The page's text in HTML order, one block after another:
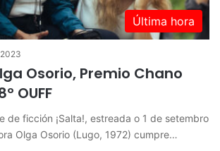
Última hora
Osorio, Premio Chano
OUFF
de ficción ¡Salta!, estreada o 1 de setembro
Olga Osorio (Lugo, 1972) cumpre…